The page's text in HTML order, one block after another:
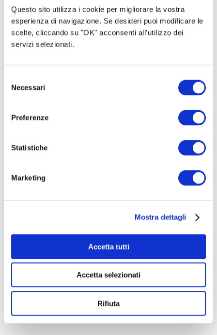
Questo sito utilizza i cookie per migliorare la vostra
esperienza di navigazione. Se desideri puoi modificare le
scelte, cliccando su "OK" acconsenti all'utilizzo dei
servizi selezionati.
delNecessari
Preferenze
Statistiche
Marketing
Mostra dettagli
Accetta tutti
Accetta selezionati
Rifiuta
Obiettivo della raccolta
fondi e ricompense